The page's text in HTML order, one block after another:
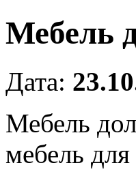
Мебель
Дата:
Мебель
мебель для